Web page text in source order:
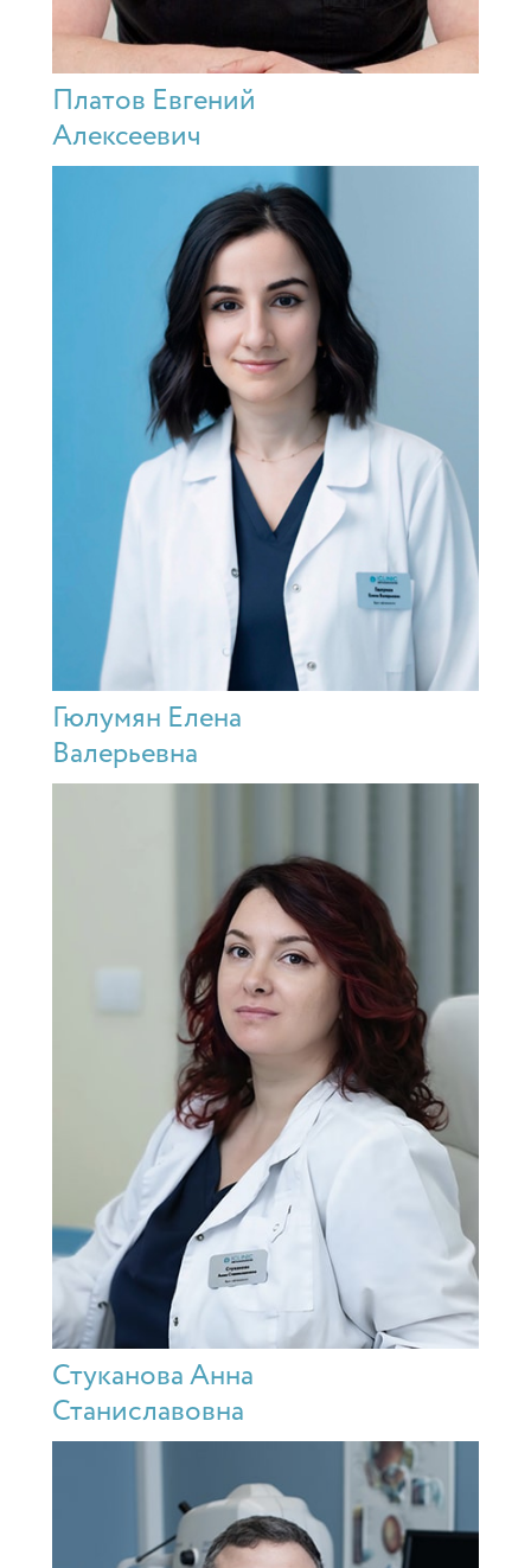
Платов Евгений
Алексеевич
Гюлумян Елена
Валерьевна
Стуканова Анна
Станиславовна